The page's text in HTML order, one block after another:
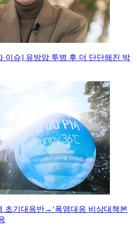
이슈] 유방암 투병 후 더 단단해진 박
초기대응반→‘폭염대응 비상대책본